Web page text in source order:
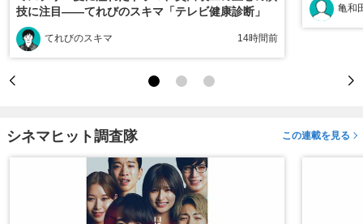
技に注目――てれびのスキマ「テレビ健康診断」
てれびのスキマ 14時間前
亀和
シネマヒット調査隊 この連載を見る